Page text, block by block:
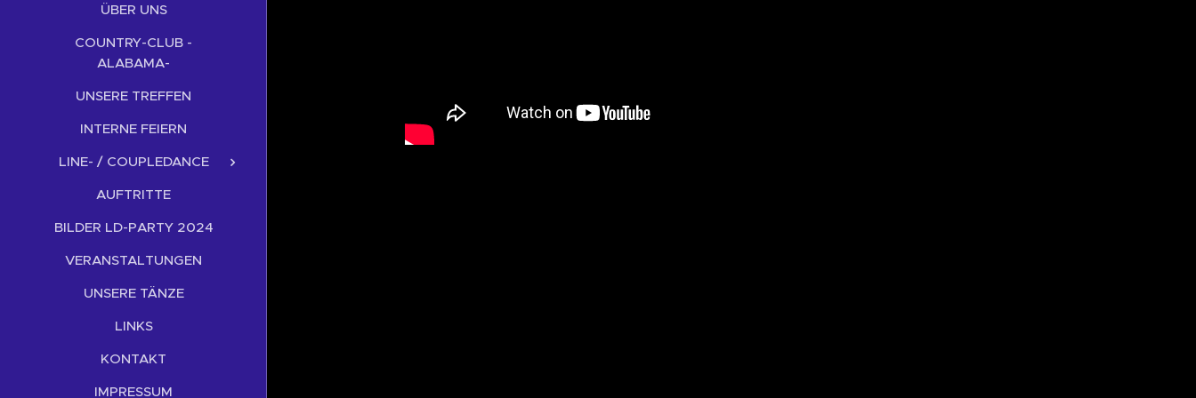
ÜBER UNS
COUNTRY-CLUB -
ALABAMA-
UNSERE TREFFEN
INTERNE FEIERN
LINE- / COUPLEDANCE
AUFTRITTE
BILDER LD-PARTY 2024
VERANSTALTUNGEN
UNSERE TÄNZE
LINKS
KONTAKT
IMPRESSUM